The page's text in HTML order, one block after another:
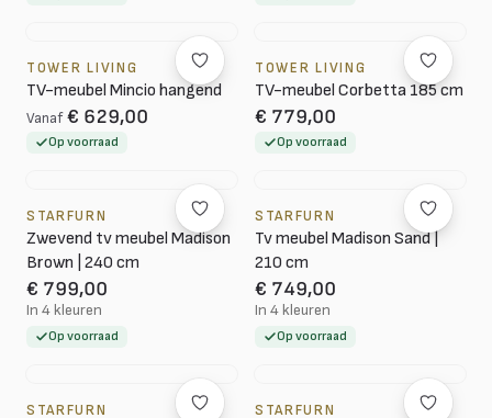
TOWER LIVING
TV-meubel Mincio hangend
Vanaf € 629,00
Op voorraad
TOWER LIVING
TV-meubel Corbetta 185 cm
€ 779,00
Op voorraad
STARFURN
Zwevend tv meubel Madison
Brown | 240 cm
€ 799,00
In 4 kleuren
Op voorraad
STARFURN
Tv meubel Madison Sand |
210 cm
€ 749,00
In 4 kleuren
Op voorraad
STARFURN STARFURN